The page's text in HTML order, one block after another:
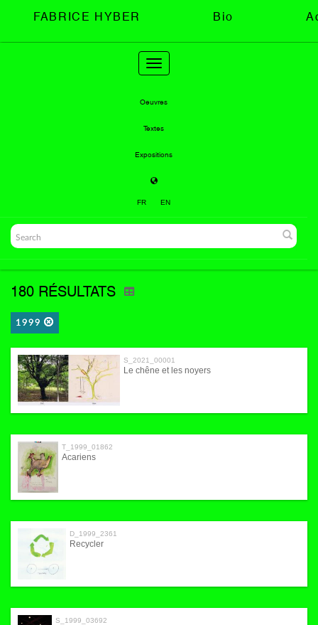
FABRICE HYBER Bio
Toggle
navigation
Oeuvres
Textes
Expositions
FR EN
180 RÉSULTATS
1999
S_2021_00001
Le chêne et les noyers
T_1999_01862
Acariens
D_1999_2361
Recycler
S_1999_03692